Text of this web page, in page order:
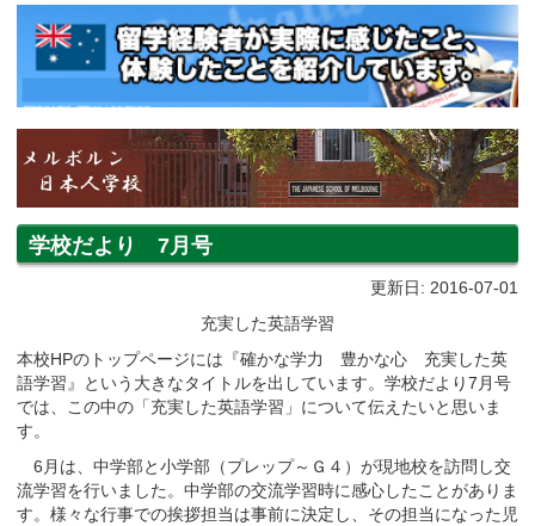
学校だより 7月号
更新日: 2016-07-01
充実した英語学習
本校HPのトップページには『確かな学力 豊かな心 充実した英
語学習』という大きなタイトルを出しています。学校だより7月号
では、この中の「充実した英語学習」について伝えたいと思いま
す。
6月は、中学部と小学部（プレップ～Ｇ４）が現地校を訪問し交
流学習を行いました。中学部の交流学習時に感心したことがありま
す。様々な行事での挨拶担当は事前に決定し、その担当になった児